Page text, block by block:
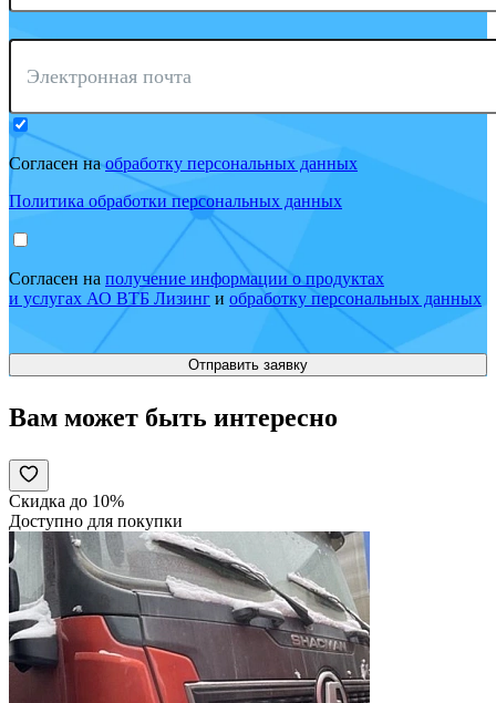
Электронная почта
Согласен наобработку персональных данных
Политика обработки персональных данных
Согласен на получение информации о продуктах
и услугах АО ВТБ Лизинг и обработку персональных данных
Вам может быть интересно
Скидка до 10%
Доступно для покупки